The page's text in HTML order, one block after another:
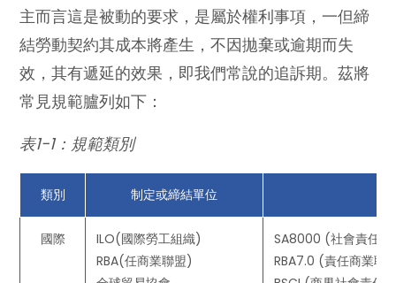
主而言這是被動的要求，是屬於權利事項，一但締
結勞動契約其成本將產生，不因拋棄或逾期而失
效，其有遞延的效果，即我們常說的追訴期。茲將
常見規範臚列如下：
表1-1：規範類別
類別 制定或締結單位
國際
ILO(國際勞工組織)
RBA(任商業聯盟)
SA8000 (社會責任
RBA7.0 (責任商業聯